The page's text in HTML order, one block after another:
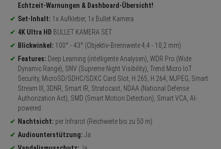
Echtzeit-Warnungen & Dashboard-Übersicht!
Set-Inhalt: 1x Aufkleber, 1x Bullet Kamera
4K Ultra HD BULLET KAMERA SET
Blickwinkel: 100° - 43° (Objektiv-Brennweite 4,4 - 10,2 mm)
Features: Deep Learning (intelligente Analysen), WDR Pro (Wide
Dynamic Range), SNV (Supreme Night Visibility), Trend Micro IoT
Security, MicroSD/SDHC/SDXC Card Slot, H.265, H.264, MJPEG, Smart
Stream III, 3DNR, Smart IR, Stratocast, NDAA (National Defense
Authorization Act), SMD (Smart Motion Detection), Smart VCA, AI-
powered
Nachtsicht: per Infrarot (Reichweite bis zu 50 m)
Audiounterstützung: Ja